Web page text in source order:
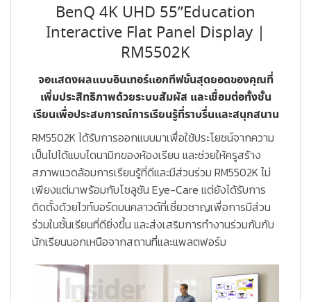
BenQ 4K UHD 55”Education
Interactive Flat Panel Display |
RM5502K
จอแสดงผลแบบอินเทอร์แอกทีฟขั้นสุดยอดของคุณที่
เพิ่มประสิทธิภาพด้วยระบบสัมผัส และเชื่อมต่อทั้งชั้น
เรียนเพื่อประสบการณ์การเรียนรู้ที่ราบรื่นและสนุกสนาน
RM5502K ได้รับการออกแบบมาเพื่อใช้ประโยชน์จากความ
เป็นไปได้แบบไดนามิกของห้องเรียน และช่วยให้ครูสร้าง
สภาพแวดล้อมการเรียนรู้ที่ดีและมีส่วนร่วม RM5502K ไม่
เพียงแต่มาพร้อมกับโซลูชัน Eye-Care แต่ยังได้รับการ
ติดตั้งด้วยไวท์บอร์ดบนคลาวด์ที่เชี่ยวชาญเพื่อการมีส่วน
ร่วมในชั้นเรียนที่ดียิ่งขึ้น และส่งเสริมการทำงานร่วมกันกับ
นักเรียนนอกเหนือจากสถานที่และแพลตฟอร์ม